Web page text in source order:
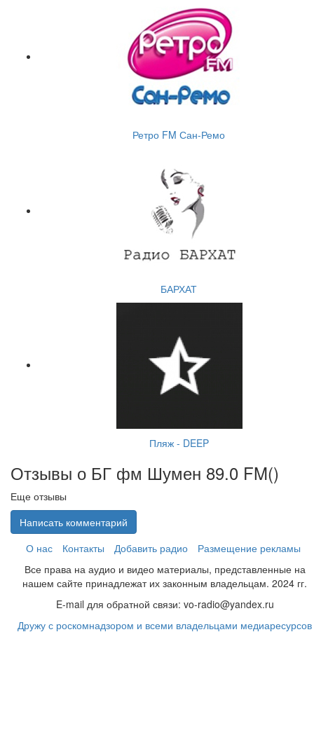
Ретро FM Сан-Ремо
БАРХАТ
Пляж - DEEP
Отзывы о БГ фм Шумен 89.0 FM()
Еще отзывы
Написать комментарий
О нас
Контакты Добавить радио
Размещение рекламы
Все права на аудио и видео материалы, представленные на
нашем сайте принадлежат их законным владельцам. 2024 гг.
E-mail для обратной связи: vo-radio@yandex.ru
Дружу с роскомнадзором и всеми владельцами медиаресурсов